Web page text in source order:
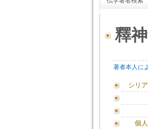
釋
著者本人に
シリ
個